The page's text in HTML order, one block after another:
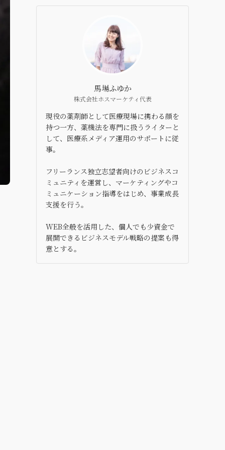
馬場ふゆか
株式会社ホスマーケティ代表
現役の薬剤師として医療現場に携わる顔を
持つ一方、薬機法を専門に扱うライターと
して、医療系メディア運用のサポートに従
事。
フリーランス独立志望者向けのビジネスコ
ミュニティを運営し、マーケティングやコ
ミュニケーション指導をはじめ、事業成長
支援を行う。
WEB全般を活用した、個人でも少資金で
展開できるビジネスモデル戦略の提案も得
意とする。